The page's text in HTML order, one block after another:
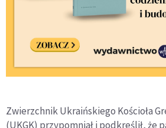
Zwierzchnik Ukraińskiego Kościoła
(UKGK) przypomniał i podkreślił, że